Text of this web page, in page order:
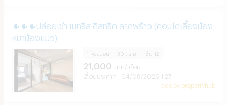
🌵🌵🌵ปล่อยเช่า เมทริส ดิสทริค ลาดพร้าว (คอนโดเลี้ยงน้อง
หมาน้องแมว)
1 ห้องนอน 30 ตร.ม. ชั้น 12
21,000 บาท/เดือน
04/08/2026 1:27
ads by propertyhub